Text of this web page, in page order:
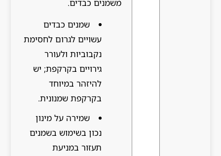
משמנים כבדים.
שמנים כבדים
עשויים לגרום לחסימת
נקבוביות ולעורר
גירויים בקרקפת; יש
להיזהר במיוחד
בקרקפת שמנונית.
שמירה על מינון
נכון בשימוש בשמנים
תעזור במניעת